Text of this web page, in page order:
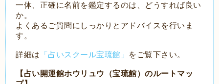
一体、正確に名前を鑑定するのは、どうすれば良い
か。
よくあるご質問にしっかりとアドバイスを行いま
す。
詳細は 「占いスクール宝琉館」 をご覧下さい。
【占い開運館ホウリュウ（宝琉館）のルートマッ